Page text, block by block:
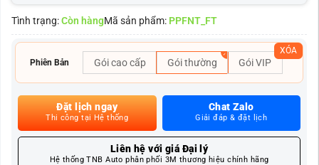
Tình trạng:Còn hàngMã sản phẩm: PPFNT_FT
Phiên Bản Gói cao cấp Gói thường Gói VIP
XÓA
Đặt lịch ngay
Thi công tại Hệ thống
Chat Zalo
Giải đáp & đặt lịch
Liên hệ với giá Đại lý
Hệ thống TNB Auto phân phối 3M thương hiệu chính hãng